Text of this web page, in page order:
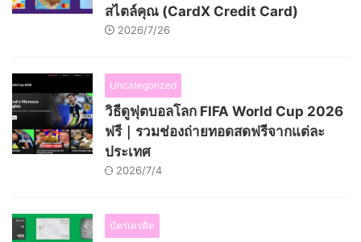
สไตล์คุณ (CardX Credit Card)
2026/7/26
Uncategorized
วิธีดูฟุตบอลโลก FIFA World Cup 2026
ฟรี｜รวมช่องถ่ายทอดสดฟรีจากแต่ละ
ประเทศ
2026/7/4
บัตรเครดิต